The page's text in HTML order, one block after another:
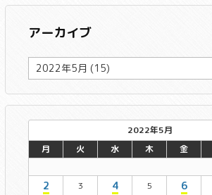
アーカイブ
ア
ー
カ
イ
ブ
2022年5月
月
火 水 木 金
2 3 4 5 6